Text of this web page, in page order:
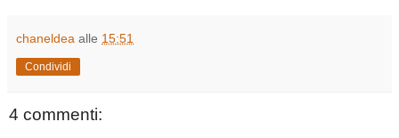
chaneldea alle 15:51
Condividi
4 commenti: